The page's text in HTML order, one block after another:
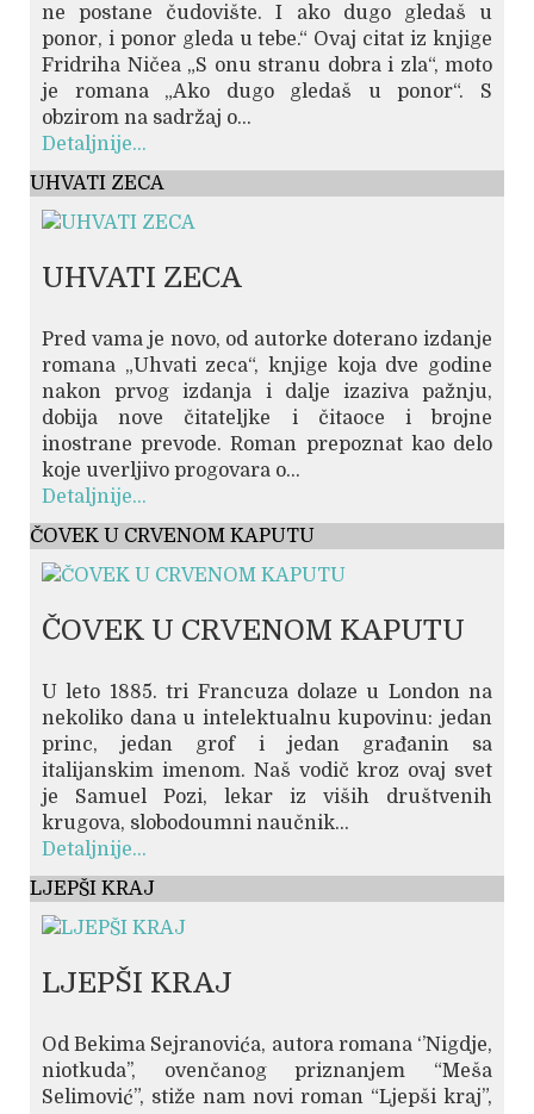
ne postane čudovište. I ako dugo gledaš u
ponor, i ponor gleda u tebe.“ Ovaj citat iz knjige
Fridriha Ničea „S onu stranu dobra i zla“, moto
je romana „Ako dugo gledaš u ponor“. S
obzirom na sadržaj o...
Detaljnije...
UHVATI ZECA
UHVATI ZECA
Pred vama je novo, od autorke doterano izdanje
romana „Uhvati zeca“, knjige koja dve godine
nakon prvog izdanja i dalje izaziva pažnju,
dobija nove čitateljke i čitaoce i brojne
inostrane prevode. Roman prepoznat kao delo
koje uverljivo progovara o...
Detaljnije...
ČOVEK U CRVENOM KAPUTU
ČOVEK U CRVENOM KAPUTU
U leto 1885. tri Francuza dolaze u London na
nekoliko dana u intelektualnu kupovinu: jedan
princ, jedan grof i jedan građanin sa
italijanskim imenom. Naš vodič kroz ovaj svet
je Samuel Pozi, lekar iz viših društvenih
krugova, slobodoumni naučnik...
Detaljnije...
LJEPŠI KRAJ
LJEPŠI KRAJ
Od Bekima Sejranovića, autora romana ‘’Nigdje,
niotkuda’’, ovenčanog priznanjem “Meša
Selimović”, stiže nam novi roman “Ljepši kraj”,